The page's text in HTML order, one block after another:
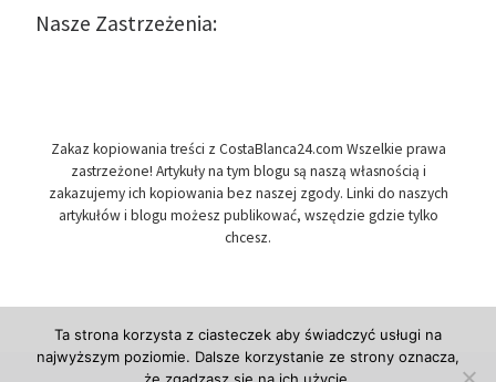
Nasze Zastrzeżenia:
Zakaz kopiowania treści z CostaBlanca24.com Wszelkie prawa
zastrzeżone! Artykuły na tym blogu są naszą własnością i
zakazujemy ich kopiowania bez naszej zgody. Linki do naszych
artykułów i blogu możesz publikować, wszędzie gdzie tylko
chcesz.
Ta strona korzysta z ciasteczek aby świadczyć usługi na
najwyższym poziomie. Dalsze korzystanie ze strony oznacza,